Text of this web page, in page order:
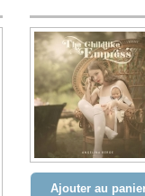
Ajouter au